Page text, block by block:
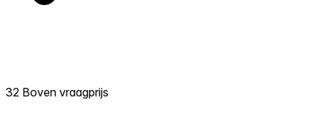
32 Boven vraagprijs